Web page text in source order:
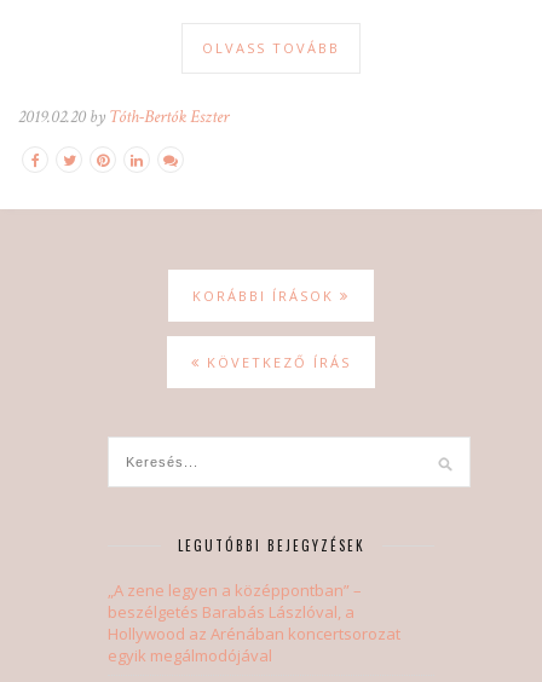
OLVASS TOVÁBB
2019.02.20 by Tóth-Bertók Eszter
KORÁBBI ÍRÁSOK
KÖVETKEZŐ ÍRÁS
LEGUTÓBBI BEJEGYZÉSEK
„A zene legyen a középpontban” –
beszélgetés Barabás Lászlóval, a
Hollywood az Arénában koncertsorozat
egyik megálmodójával